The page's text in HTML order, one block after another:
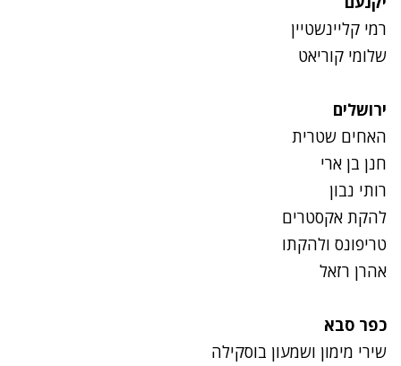
רמי קליינשטיין
שלומי קוריאט
ירושלים
האחים שטרית
חנן בן ארי
רותי נבון
להקת אקסטרים
טריפונס ולהקתו
אהרן רזאל
כפר סבא
שירי מימון ושמעון בוסקילה